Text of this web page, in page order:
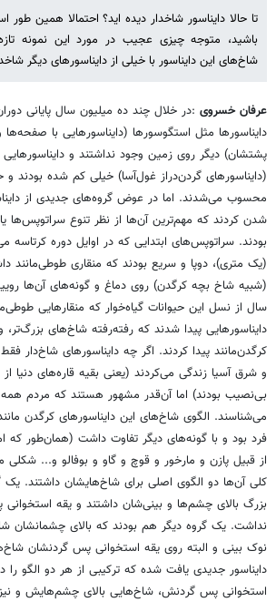
تا حالا دایناسور شاخدار دیده اید؟ احتمالا همین طور
باشید، متوجه چیزی عجیب در مورد این نمونه
شاخ‌های این دایناسور با خیلی از دایناسورهای دیگر
عرفان خسروی :در خلال چند ده میلیون سال پایانی
دایناسورها مثل استگوسورها (دایناسورهایی با
پشتشان) دیگر روی زمین وجود نداشتند و
(دایناسورهای گردن‌دراز غول‌آسا) خیلی کم شده بودند و
محسوب می‌شدند. اما در عوض گروه‌های جدیدی از
شدن کردند که مهم‌ترین آن‌ها از نظر تنوع سراتوپس‌ها یا
بودند. سراتوپس‌های ابتدایی که در اوایل دوره کرتاسه
(یک متری)، دوپا و سریع بودند که منقاری طوطی‌مانند
(شبیه شاخ بچه کرگدن) روی دماغ و گونه‌های آن‌ها
سال از نسل این حیوانات گیاه‌خوار که منقارهایی
دایناسورهایی پیدا شدند که رفته‌رفته شاخ‌های
کرگدن‌مانند پیدا کردند. اگر چه دایناسورهای شاخ‌دار
و شرق آسیا زندگی می‌کردند (یعنی بقیه قاره‌های دنیا
بی‌نصیب بودند) اما آن‌قدر مشهور هستند که مردم همه
می‌شناسند. الگوی شاخ‌های این دایناسورهای کرگدن
فرد بود و با گونه‌های دیگر تفاوت داشت (همان‌طور که
از قبیل پازن و مارخور و قوچ و گاو و بوفالو و... شکلی
کلی آن‌ها دو الگوی اصلی برای شاخ‌هایشان داشتند. یک
بزرگ بالای چشم‌ها و بینی‌شان داشتند و یقه
نداشت. یک گروه دیگر هم بودند که بالای چشمانشان
نوک بینی و البته روی یقه استخوانی پس گردنشان
دایناسور جدیدی یافت شده که ترکیبی از هر دو الگو را
استخوانی پس گردنش، شاخ‌هایی بالای چشم‌هایش و